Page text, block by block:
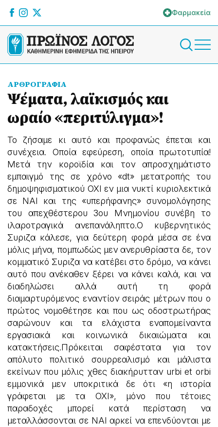
Φαρμακεία
ΑΡΘΡΟΓΡΑΦΙΑ
Ψέματα, λαϊκισμός και
ωραίο «περιτύλιγμα»!
Το ζήσαμε κι αυτό και προφανώς έπεται και
συνέχεια. Οποία εφεύρεση, οποία πρωτοτυπία!
Μετά την κοροϊδία και τον απροσχημάτιστο
εμπαιγμό της σε χρόνο «dt» μετατροπής του
δημοψηφισματικού ΟΧΙ εν μια νυκτί κυριολεκτικά
σε ΝΑΙ και της «υπερήφανης» συνομολόγησης
του απεχθέστερου 3ου Μνημονίου συνέβη το
ιλαροτραγικά ανεπανάληπτο.Ο κυβερνητικός
Συριζα κάλεσε, για δεύτερη φορά μέσα σε ένα
μόλις μήνα, πομπωδώς μεν ανερυθρίαστα δε, τον
κομματικό Συριζα να κατέβει στο δρόμο, να κάνει
αυτό που ανέκαθεν ξέρει να κάνει καλά, και να
διαδηλώσει αλλά αυτή τη φορά
διαμαρτυρόμενος εναντίον σειράς μέτρων που ο
πρώτος νομοθέτησε και που ως οδοστρωτήρας
σαρώνουν και τα ελάχιστα εναπομείναντα
εργασιακά και κοινωνικά δικαιώματα και
κατακτήσεις.Πρόκειται σαφέστατα για τον
απόλυτο πολιτικό σουρρεαλισμό και μάλιστα
εκείνων που μόλις χθες διακήρυτταν urbi et orbi
εμμονικά μεν υποκριτικά δε ότι «η ιστορία
γράφεται με τα ΟΧΙ», μόνο που τέτοιες
παραδοχές μπορεί κατά περίσταση να
μεταλλάσσονται σε ΝΑΙ αρκεί να επενδύονται με